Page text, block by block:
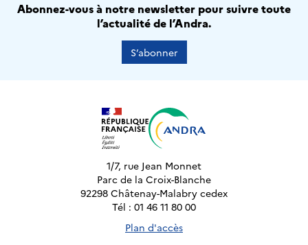
Abonnez-vous à notre newsletter pour suivre toute
l’actualité de l’Andra.
S’abonner
1/7, rue Jean Monnet
Parc de la Croix-Blanche
92298 Châtenay-Malabry cedex
Tél : 01 46 11 80 00
Plan d'accès